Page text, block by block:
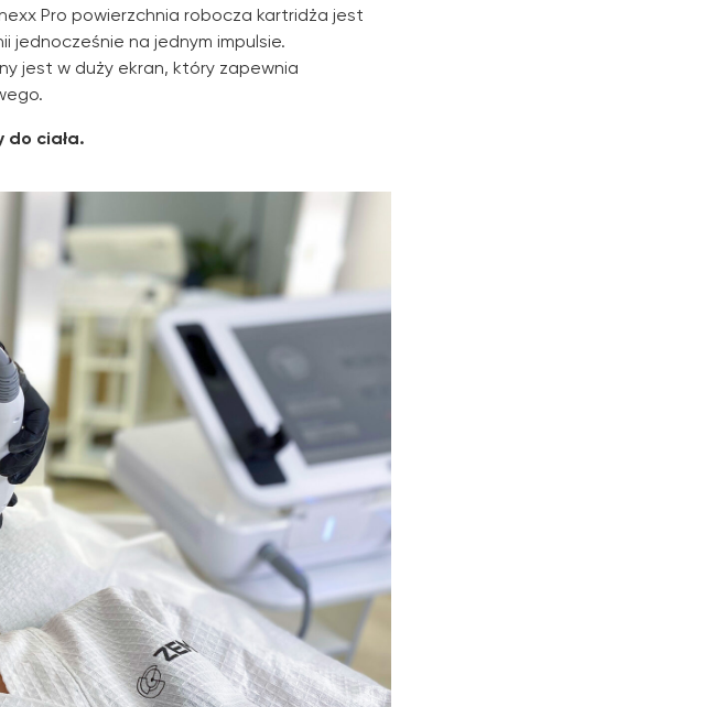
Pro powierzchnia robocza kartridża jest
jednocześnie na jednym impulsie.
jest w duży ekran, który zapewnia
do ciała.